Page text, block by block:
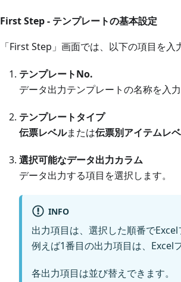
First Step - テンプレートの基本設定
「First Step」画面では、以下の項目を入
テンプレートNo.
データ出力テンプレートの名称を入力
テンプレートタイプ
伝票レベルまたは伝票別アイテムレ
選択可能なデータ出力カラム
データ出力する項目を選択します。
INFO
出力項目は、選択した順番でExcel
例えば1番目の出力項目は、Excel
各出力項目は並び替えできます。